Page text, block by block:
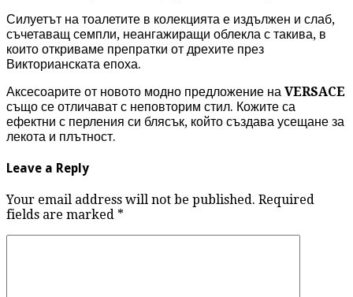
Силуетът на тоалетите в колекцията е издължен и слаб,
съчетаващ семпли, неангажиращи облекла с такива, в
които откриваме препратки от дрехите през
Викторианската епоха.
Аксесоарите от новото модно предложение на VERSACE
също се отличават с неповторим стил. Кожите са
ефектни с перления си блясък, който създава усещане за
лекота и плътност.
Leave a Reply
Your email address will not be published. Required
fields are marked *